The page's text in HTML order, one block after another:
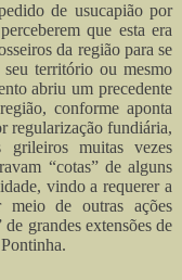
de usucapião por
que esta era
da região para se
território ou mesmo
abriu um precedente
conforme aponta
regularização fundiária,
muitas vezes
“cotas” de alguns
vindo a requerer a
de outras ações
grandes extensões de